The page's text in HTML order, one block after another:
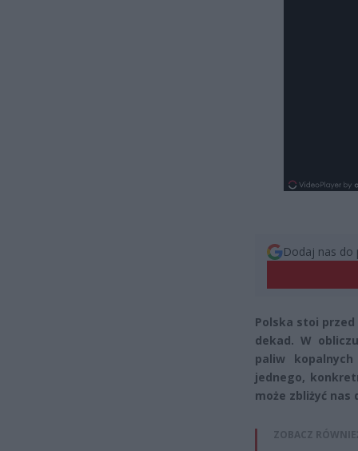
Dodaj nas do
Polska stoi
dekad. W
paliw
jednego,
może zbliżyć nas
ZOBACZ